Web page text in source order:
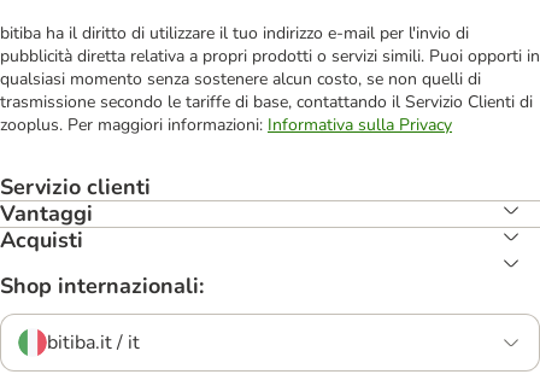
bitiba ha il diritto di utilizzare il tuo indirizzo e-mail per l'invio di
pubblicità diretta relativa a propri prodotti o servizi simili. Puoi opporti in
qualsiasi momento senza sostenere alcun costo, se non quelli di
trasmissione secondo le tariffe di base, contattando il Servizio Clienti di
zooplus. Per maggiori informazioni: Informativa sulla Privacy
Servizio clienti
Vantaggi
Acquisti
Shop internazionali:
bitiba.it / it